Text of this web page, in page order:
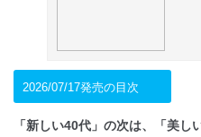
2026/07/17発売の目次
「新しい40代」の次は、「美し